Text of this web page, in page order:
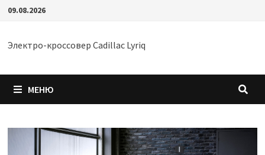
Перейти
содержимому
09.08.2026
Электро-кроссовер Cadillac Lyriq
МЕНЮ